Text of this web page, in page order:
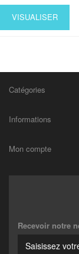
VISUALISER
Catégories
Informations
Mon compte
Recevoir notre